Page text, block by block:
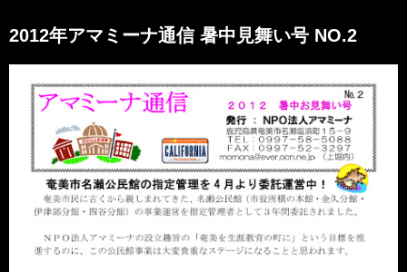
2012年アマミーナ通信 暑中見舞い号 NO.2